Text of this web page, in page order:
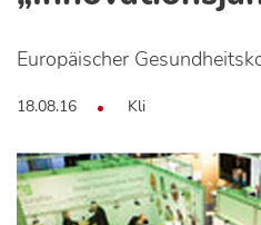
Europäischer
18.08.16 Kli